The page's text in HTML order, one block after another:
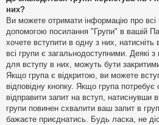
них?
Ви можете отримати інформацію про всі
допомогою посилання "Групи" в вашій
хочете вступити в одну з них, натисніть
всі групи є загальнодоступними. Деякі
для вступу в них, можуть бути
Якщо група є відкритою, ви можете
відповідну кнопку. Якщо група
відправити запит на вступ, натиснувши
групи повинен схвалити ваш запит в
бажаєте приєднатись. Будь ласка, не